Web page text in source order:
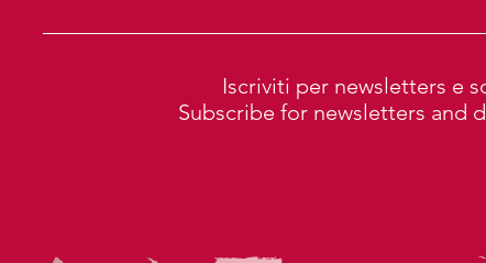
Iscriviti per newsletters e
Subscribe for newsletters and